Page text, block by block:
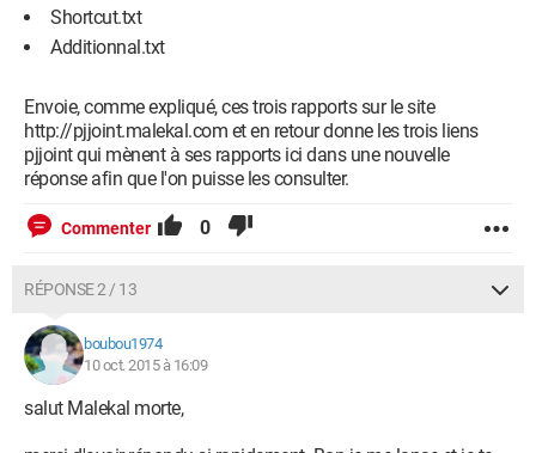
Shortcut.txt
Additionnal.txt
Envoie, comme expliqué, ces trois rapports sur le site
http://pjjoint.malekal.com et en retour donne les trois liens
pjjoint qui mènent à ses rapports ici dans une nouvelle
réponse afin que l'on puisse les consulter.
Commenter 0
RÉPONSE 2 / 13
boubou1974
10 oct. 2015 à 16:09
salut Malekal morte,